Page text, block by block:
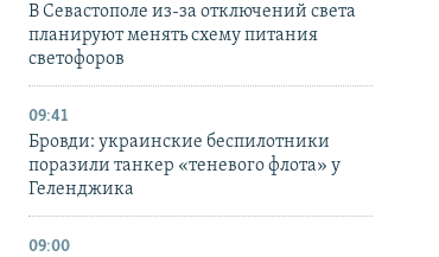
В Севастополе из-за отключений света
планируют менять схему питания
светофоров
09:41
Бровди: украинские беспилотники
поразили танкер «теневого флота» у
Геленджика
09:00